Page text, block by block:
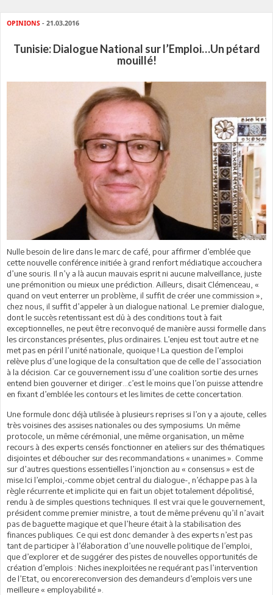
OPINIONS - 21.03.2016
Tunisie: Dialogue National sur l’Emploi…Un pétard
mouillé!
Nulle besoin de lire dans le marc de café, pour affirmer d’emblée que
cette nouvelle conférence initiée à grand renfort médiatique accouchera
d’une souris. Il n’y a là aucun mauvais esprit ni aucune malveillance, juste
une prémonition ou mieux une prédiction. Ailleurs, disait Clémenceau, «
quand on veut enterrer un problème, il suffit de créer une commission »,
chez nous, il suffit d’appeler à un dialogue national. Le premier dialogue,
dont le succès retentissant est dû à des conditions tout à fait
exceptionnelles, ne peut être reconvoqué de manière aussi formelle dans
les circonstances présentes, plus ordinaires. L’enjeu est tout autre et ne
met pas en péril l’unité nationale, quoique ! La question de l’emploi
relève plus d’une logique de la consultation que de celle de l’association
à la décision. Car ce gouvernement issu d’une coalition sortie des urnes
entend bien gouverner et diriger…c’est le moins que l’on puisse attendre
en fixant d’emblée les contours et les limites de cette concertation.
Une formule donc déjà utilisée à plusieurs reprises si l’on y a ajoute, celles
très voisines des assises nationales ou des symposiums. Un même
protocole, un même cérémonial, une même organisation, un même
recours à des experts censés fonctionner en ateliers sur des thématiques
disjointes et déboucher sur des recommandations « unanimes ». Comme
sur d’autres questions essentielles l’injonction au « consensus » est de
mise.Ici l’emploi,-comme objet central du dialogue-, n’échappe pas à la
règle récurrente et implicite qui en fait un objet totalement dépolitisé,
rendu à de simples questions techniques. Il est vrai que le gouvernement,
président comme premier ministre, a tout de même prévenu qu’il n’avait
pas de baguette magique et que l’heure était à la stabilisation des
finances publiques. Ce qui est donc demander à des experts n’est pas
tant de participer à l’élaboration d’une nouvelle politique de l’emploi,
que d’explorer et de suggérer des pistes de nouvelles opportunités de
création d’emplois : Niches inexploitées ne requérant pas l’intervention
de l’Etat, ou encorereconversion des demandeurs d’emplois vers une
meilleure « employabilité ».